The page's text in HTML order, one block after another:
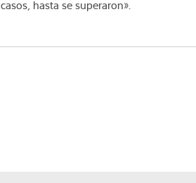
casos, hasta se superaron».